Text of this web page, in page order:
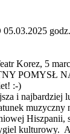
Korez, 5
POMYSŁ
:-)
i najbardziej
muzyczny
Hiszpanii,
kulturowy.